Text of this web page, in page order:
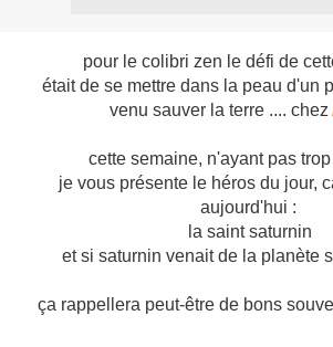
pour le colibri zen le défi de
était de se mettre dans la peau d'un
venu sauver la terre .... chez
cette semaine, n'ayant pas
je vous présente le héros du jour,
aujourd'hui :
la saint saturnin
et si saturnin venait de la planète
ça rappellera peut-être de bons